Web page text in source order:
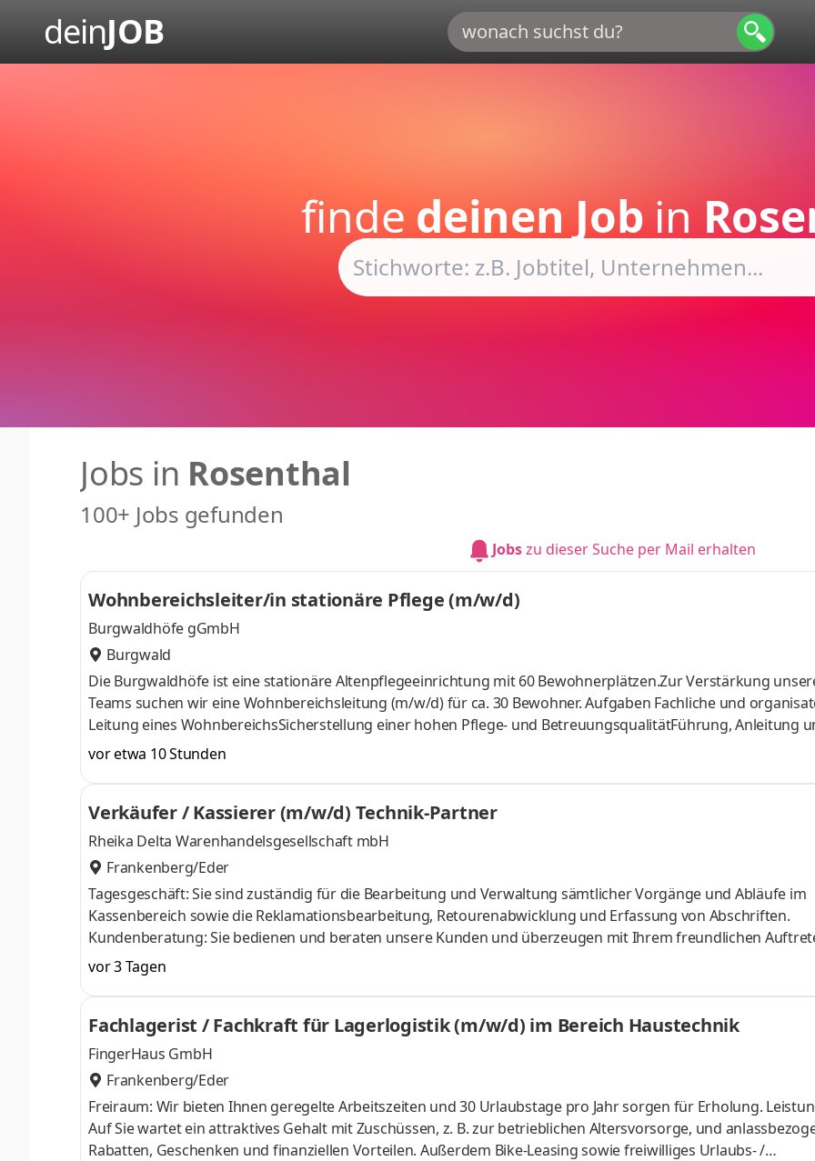
deinJOB
findedeinen Jobin
Jobs in Rosenthal
100+ Jobs gefunden
Jobszu dieser Suche per Mail erhalten
Wohnbereichsleiter/in stationäre Pflege (m/w/d)
Burgwaldhöfe gGmbH
Burgwald
Die Burgwaldhöfe ist eine stationäre Altenpflegeeinrichtung mit 60 Bewohnerplätzen.Zur Verstärkung
Teams suchen wir eine Wohnbereichsleitung (m/w/d) für ca. 30 Bewohner. Aufgaben Fachliche und
Leitung eines WohnbereichsSicherstellung einer hohen Pflege- und BetreuungsqualitätFührung, Anleitung
Entwicklung des PflegeteamsDienst- und UrlaubsplanungOrganisation und Optimierung von
und MitarbeitendeUmsetzung und Kontrolle von QualitätsstandardsMitwirkung bei Prüfungen
Pflegedienstleitung und EinrichtungsleitungProfil Sie bringen bitte folgende
vor etwa 10 Stunden
Verkäufer / Kassierer (m/w/d) Technik-Partner
Rheika Delta Warenhandelsgesellschaft mbH
Frankenberg/Eder
Tagesgeschäft: Sie sind zuständig für die Bearbeitung und Verwaltung sämtlicher Vorgänge und Abläufe im
Kassenbereich sowie die Reklamationsbearbeitung, Retourenabwicklung und Erfassung von Abschriften.
Kundenberatung: Sie bedienen und beraten unsere Kunden und überzeugen mit Ihrem freundlichen
Kasseneinsatz: Sie führen zuverlässig Kassiervorgänge am Scannerkassen-System durch und stellen somit
korrekte Kassenabrechnung sicher.
vor 3 Tagen
Fachlagerist / Fachkraft für Lagerlogistik (m/w/d) im Bereich Haustechnik
FingerHaus GmbH
Frankenberg/Eder
Freiraum: Wir bieten Ihnen geregelte Arbeitszeiten und 30 Urlaubstage pro Jahr sorgen für Erholung. Leistung:
Auf Sie wartet ein attraktives Gehalt mit Zuschüssen, z. B. zur betrieblichen Altersvorsorge, und
Rabatten, Geschenken und finanziellen Vorteilen. Außerdem Bike-Leasing sowie freiwilliges Urlaubs- /